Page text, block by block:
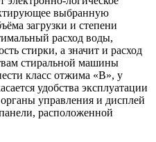
выбранную
загрузки и степени
расход воды,
стирки, а значит и расход
стиральной машины
класс отжима «B», у
удобства эксплуатации
управления и дисплей
расположенной